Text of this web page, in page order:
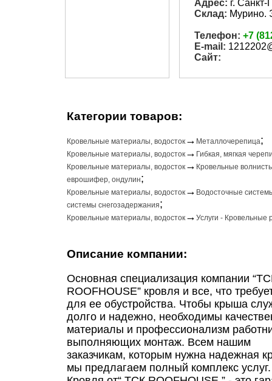
Адрес: г.
Склад: Мурино.
Телефон: +7
E-mail:
Сайт:
Категории товаров:
Кровельные материалы, водосток→ Металлочерепица;
Кровельные материалы, водосток→ Гибкая, мягкая
Кровельные материалы, водосток→ Кровельные
еврошифер, ондулин;
Кровельные материалы, водосток→ Водосточные
системы снегозадержания;
Кровельные материалы, водосток→ Услуги - Кровельные
Описание компании:
Основная специализация компании
ROOFHOUSE” кровля и все, что
для ее обустройства. Чтобы крыша
долго и надежно, необходимы
материалы и профессионализм
выполняющих монтаж. Всем нашим
заказчикам, которым нужна надежная
мы предлагаем полный комплекс услуг.